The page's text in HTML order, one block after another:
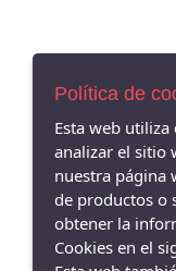
AVISO LEGAL
POLÍTICA DE
POLÍTICA DE
Barbu2 Shoes
Política de
Esta web
analizar el sitio
nuestra página
de productos o
obtener la
Cookies en el